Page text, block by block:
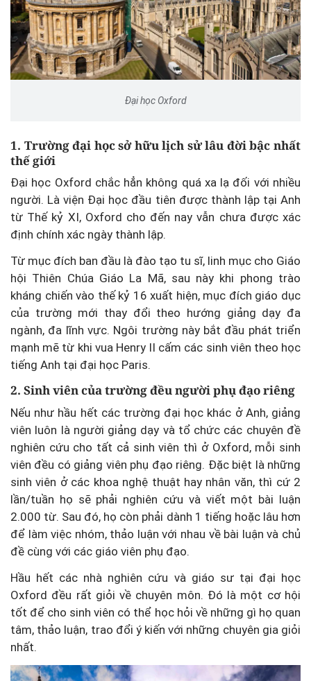
Đại học Oxford
1. Trường đại học sở hữu lịch sử lâu đời bậc nhất
thế giới
Đại học Oxford chắc hẳn không quá xa lạ đối với nhiều
người. Là viện Đại học đầu tiên được thành lập tại Anh
từ Thế kỷ XI, Oxford cho đến nay vẫn chưa được xác
định chính xác ngày thành lập.
Từ mục đích ban đầu là đào tạo tu sĩ, linh mục cho Giáo
hội Thiên Chúa Giáo La Mã, sau này khi phong trào
kháng chiến vào thế kỷ 16 xuất hiện, mục đích giáo dục
của trường mới thay đổi theo hướng giảng dạy đa
ngành, đa lĩnh vực. Ngôi trường này bắt đầu phát triển
mạnh mẽ từ khi vua Henry II cấm các sinh viên theo học
tiếng Anh tại đại học Paris.
2. Sinh viên của trường đều người phụ đạo riêng
Nếu như hầu hết các trường đại học khác ở Anh, giảng
viên luôn là người giảng dạy và tổ chức các chuyên đề
nghiên cứu cho tất cả sinh viên thì ở Oxford, mỗi sinh
viên đều có giảng viên phụ đạo riêng. Đặc biệt là những
sinh viên ở các khoa nghệ thuật hay nhân văn, thì cứ 2
lần/tuần họ sẽ phải nghiên cứu và viết một bài luận
2.000 từ. Sau đó, họ còn phải dành 1 tiếng hoặc lâu hơn
để làm việc nhóm, thảo luận với nhau về bài luận và chủ
đề cùng với các giáo viên phụ đạo.
Hầu hết các nhà nghiên cứu và giáo sư tại đại học
Oxford đều rất giỏi về chuyên môn. Đó là một cơ hội
tốt để cho sinh viên có thể học hỏi về những gì họ quan
tâm, thảo luận, trao đổi ý kiến với những chuyên gia giỏi
nhất.